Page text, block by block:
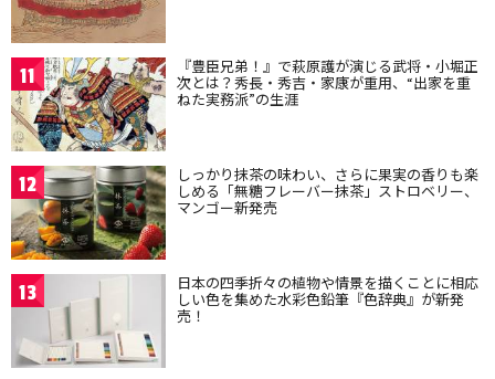
11 『豊臣兄弟！』で萩原護が演じる武将・小堀正
次とは？秀長・秀吉・家康が重用、“出家を重
ねた実務派”の生涯
12 しっかり抹茶の味わい、さらに果実の香りも楽
しめる「無糖フレーバー抹茶」ストロベリー、
マンゴー新発売
13 日本の四季折々の植物や情景を描くことに相応
しい色を集めた水彩色鉛筆『色辞典』が新発
売！